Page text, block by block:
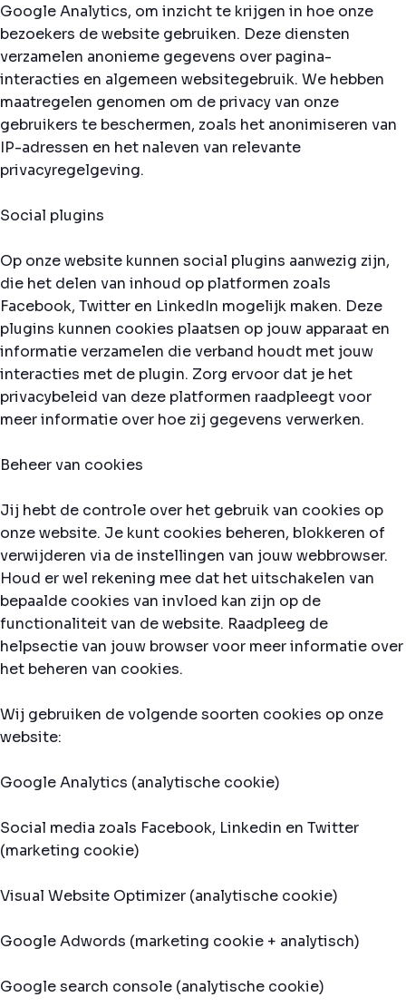
Google Analytics, om inzicht te krijgen in hoe onze
bezoekers de website gebruiken. Deze diensten
verzamelen anonieme gegevens over pagina-
interacties en algemeen websitegebruik. We hebben
maatregelen genomen om de privacy van onze
gebruikers te beschermen, zoals het anonimiseren van
IP-adressen en het naleven van relevante
privacyregelgeving.
Social plugins
Op onze website kunnen social plugins aanwezig zijn,
die het delen van inhoud op platformen zoals
Facebook, Twitter en LinkedIn mogelijk maken. Deze
plugins kunnen cookies plaatsen op jouw apparaat en
informatie verzamelen die verband houdt met jouw
interacties met de plugin. Zorg ervoor dat je het
privacybeleid van deze platformen raadpleegt voor
meer informatie over hoe zij gegevens verwerken.
Beheer van cookies
Jij hebt de controle over het gebruik van cookies op
onze website. Je kunt cookies beheren, blokkeren of
verwijderen via de instellingen van jouw webbrowser.
Houd er wel rekening mee dat het uitschakelen van
bepaalde cookies van invloed kan zijn op de
functionaliteit van de website. Raadpleeg de
helpsectie van jouw browser voor meer informatie over
het beheren van cookies.
Wij gebruiken de volgende soorten cookies op onze
website:
Google Analytics (analytische cookie)
Social media zoals Facebook, Linkedin en Twitter
(marketing cookie)
Visual Website Optimizer (analytische cookie)
Google Adwords (marketing cookie + analytisch)
Google search console (analytische cookie)